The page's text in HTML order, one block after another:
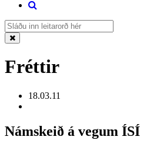
Fréttir
18.03.11
Námskeið á vegum ÍSÍ